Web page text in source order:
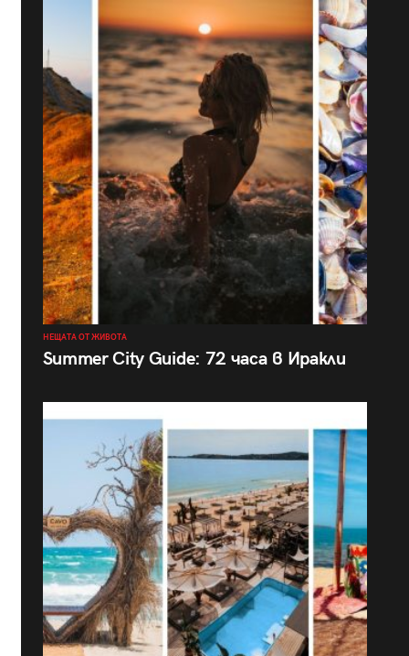
НЕЩАТА ОТ ЖИВОТА
Summer City Guide: 72 часа в Иракли